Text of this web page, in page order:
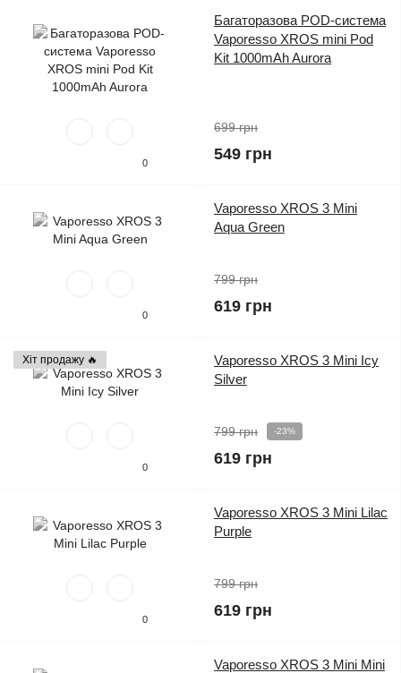
0
Багаторазова POD-система
Vaporesso XROS mini Pod
Kit 1000mAh Aurora
699 грн
549 грн
0
Vaporesso XROS 3 Mini
Aqua Green
799 грн
619 грн
Хіт продажу 🔥
0
Vaporesso XROS 3 Mini Icy
Silver
799 грн -23%
619 грн
0
Vaporesso XROS 3 Mini Lilac
Purple
799 грн
619 грн
Vaporesso XROS 3 Mini Mini